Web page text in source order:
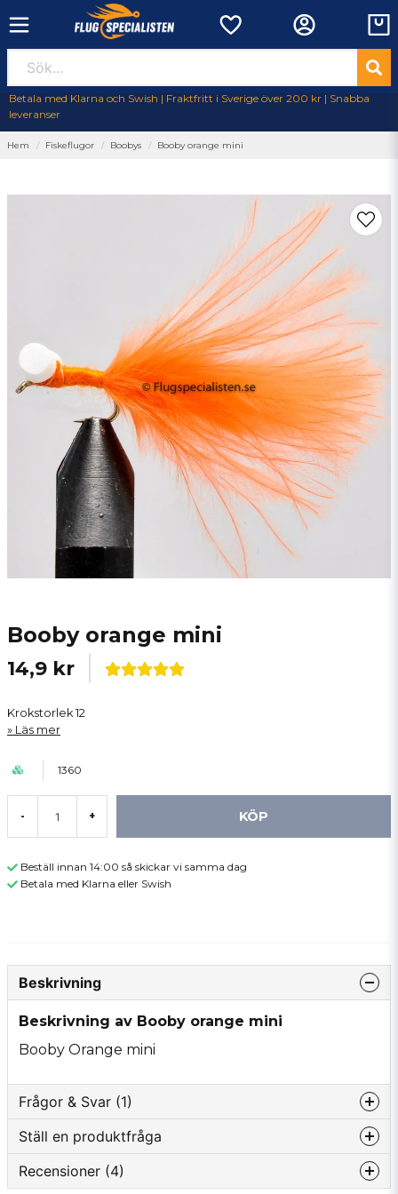
Betala med Klarna och Swish | Fraktfritt i Sverige över 200 kr | Snabba
leveranser
Hem Fiskeflugor Boobys Booby orange mini
Booby orange mini
14,9 kr
Krokstorlek 12
Läs mer
1360
- + KÖP
Beställ innan 14:00 så skickar vi samma dag
Betala med Klarna eller Swish
Beskrivning
Beskrivning av Booby orange mini
Booby Orange mini
Frågor & Svar (1)
Jag behöver ha 20st av dessa när kommer det in
Ställ en produktfråga
question
Fråga oss något om denna produkten...
Recensioner (4)